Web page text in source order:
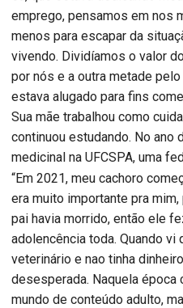
emprego, pensamos em nos
menos para escapar da
vivendo. Dividíamos o valor
por nós e a outra metade
estava alugado para fins
Sua mãe trabalhou como
continuou estudando. No ano
medicinal na UFCSPA, uma
“Em 2021, meu cachoro
era muito importante pra
pai havia morrido, então ele
adolencência toda. Quando
veterinário e nao tinha
desesperada. Naquela época
mundo de conteúdo adulto,